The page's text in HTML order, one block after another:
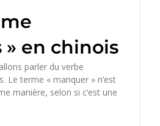
» en chinois
parler du verbe
Le terme « manquer » n’est
manière, selon si c’est une